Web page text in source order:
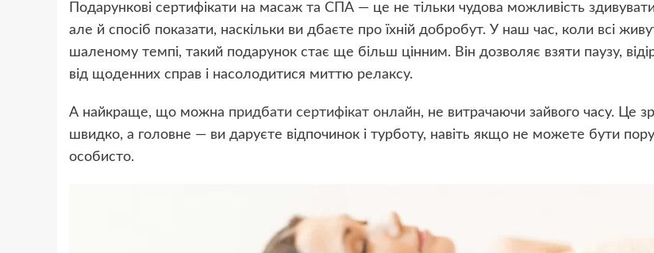
Подарункові сертифікати на масаж та СПА — це не тільки чудова можливість
але й спосіб показати, наскільки ви дбаєте про їхній добробут. У наш час, коли всі
шаленому темпі, такий подарунок стає ще більш цінним. Він дозволяє взяти паузу,
від щоденних справ і насолодитися миттю релаксу.
А найкраще, що можна придбати сертифікат онлайн, не витрачаючи зайвого часу. Це
швидко, а головне — ви даруєте відпочинок і турботу, навіть якщо не можете бути
особисто.